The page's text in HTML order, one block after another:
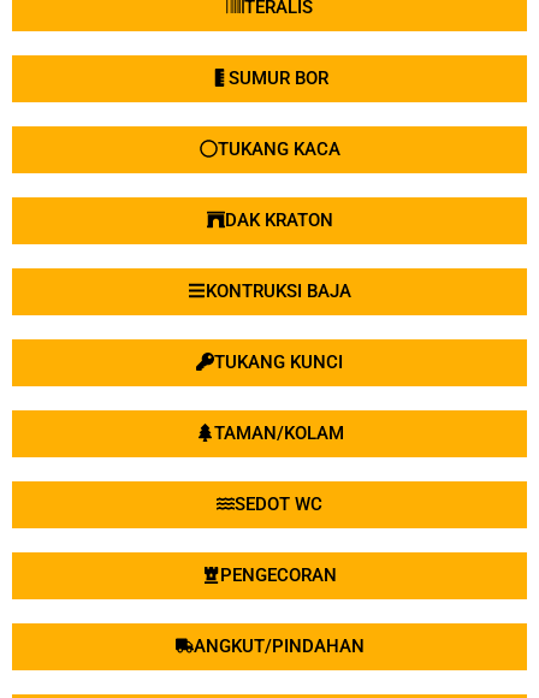
TAMAN/KOLAM
SEDOT WC
PENGECORAN
ANGKUT/PINDAHAN
AC MOBIL
SERVIS MOBIL
SALON MOBIL
DAK PANEL
DEREK/TOWING
TUKANG CUKUR